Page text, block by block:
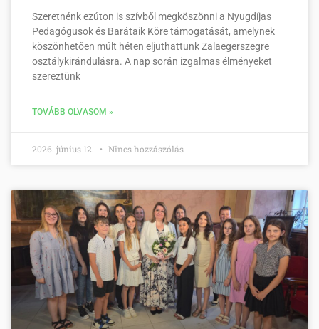
Szeretnénk ezúton is szívből megköszönni a Nyugdíjas
Pedagógusok és Barátaik Köre támogatását, amelynek
köszönhetően múlt héten eljuthattunk Zalaegerszegre
osztálykirándulásra. A nap során izgalmas élményeket
szereztünk
TOVÁBB OLVASOM »
2026. június 12. Nincs hozzászólás